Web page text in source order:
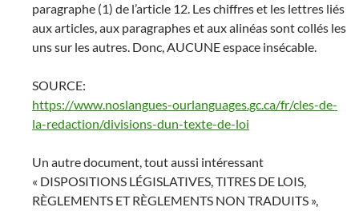
paragraphe (1) de l’article 12. Les chiffres et les lettres liés
aux articles, aux paragraphes et aux alinéas sont collés les
uns sur les autres. Donc, AUCUNE espace insécable.
SOURCE:
https://www.noslangues-ourlanguages.gc.ca/fr/cles-de-
la-redaction/divisions-dun-texte-de-loi
Un autre document, tout aussi intéressant
« DISPOSITIONS LÉGISLATIVES, TITRES DE LOIS,
RÈGLEMENTS ET RÈGLEMENTS NON TRADUITS »,